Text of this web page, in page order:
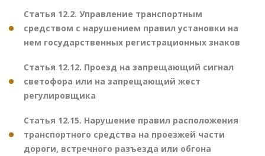
Статья 12.2. Управление транспортным
средством с нарушением правил установки на
нем государственных регистрационных знаков
Статья 12.12. Проезд на запрещающий сигнал
светофора или на запрещающий жест
регулировщика
Статья 12.15. Нарушение правил расположения
транспортного средства на проезжей части
дороги, встречного разъезда или обгона